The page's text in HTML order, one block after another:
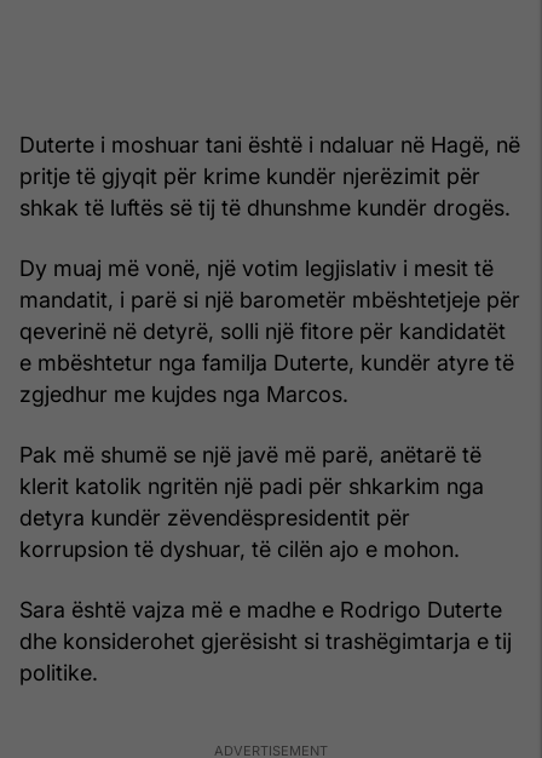
Duterte i moshuar tani është i ndaluar në Hagë, në
pritje të gjyqit për krime kundër njerëzimit për
shkak të luftës së tij të dhunshme kundër drogës.
Dy muaj më vonë, një votim legjislativ i mesit të
mandatit, i parë si një barometër mbështetjeje për
qeverinë në detyrë, solli një fitore për kandidatët
e mbështetur nga familja Duterte, kundër atyre të
zgjedhur me kujdes nga Marcos.
Pak më shumë se një javë më parë, anëtarë të
klerit katolik ngritën një padi për shkarkim nga
detyra kundër zëvendëspresidentit për
korrupsion të dyshuar, të cilën ajo e mohon.
Sara është vajza më e madhe e Rodrigo Duterte
dhe konsiderohet gjerësisht si trashëgimtarja e tij
politike.